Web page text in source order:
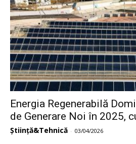
Energia Regenerabilă
de Generare Noi în 2025,
Știință&Tehnică - 03/04/2026